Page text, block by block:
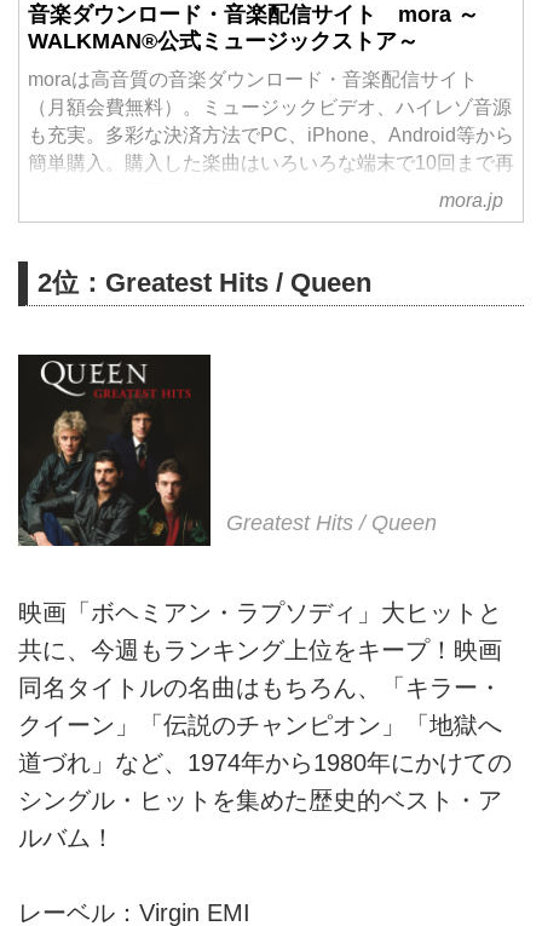
音楽ダウンロード・音楽配信サイト mora ～
WALKMAN®公式ミュージックストア～
moraは高音質の音楽ダウンロード・音楽配信サイト
（月額会費無料）。ミュージックビデオ、ハイレゾ音源
も充実。多彩な決済方法でPC、iPhone、Android等から
簡単購入。購入した楽曲はいろいろな端末で10回まで再
mora.jp
2位：Greatest Hits / Queen
Greatest Hits / Queen
映画「ボヘミアン・ラプソディ」大ヒットと
共に、今週もランキング上位をキープ！映画
同名タイトルの名曲はもちろん、「キラー・
クイーン」「伝説のチャンピオン」「地獄へ
道づれ」など、1974年から1980年にかけての
シングル・ヒットを集めた歴史的ベスト・ア
ルバム！
レーベル：Virgin EMI